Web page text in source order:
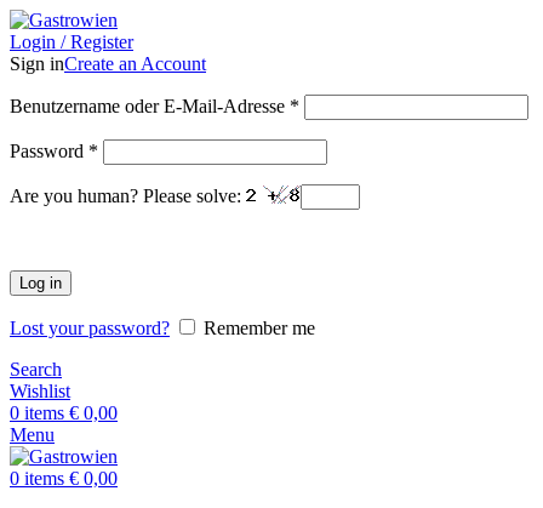
Login / Register
Sign inCreate an Account
Benutzername oder E-Mail-Adresse *
Password *
Are you human? Please solve:
Log in
Lost your password?
Remember me
Search
Wishlist
0 items € 0,00
Menu
0 items € 0,00